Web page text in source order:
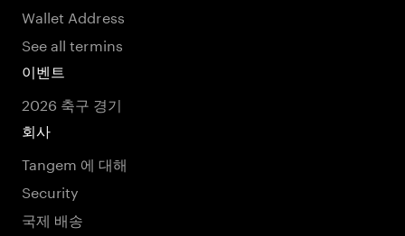
Wallet Address
See all termins
이벤트
2026 축구 경기
회사
Tangem 에 대해
Security
국제 배송